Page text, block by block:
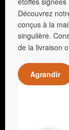
Découvrez
conçus à la
singulière.
de la livraison
Agrandir